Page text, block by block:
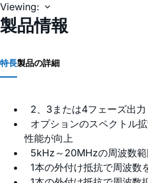
Viewing:
製品情報
特長製品の詳細
2、3または4フェーズ出力
オプションのスペクトル
性能が向上
5kHz～20MHzの周波数範
1本の外付け抵抗で周波数